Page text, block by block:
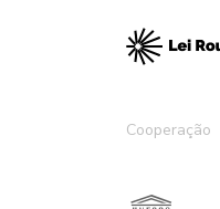
Cooperação